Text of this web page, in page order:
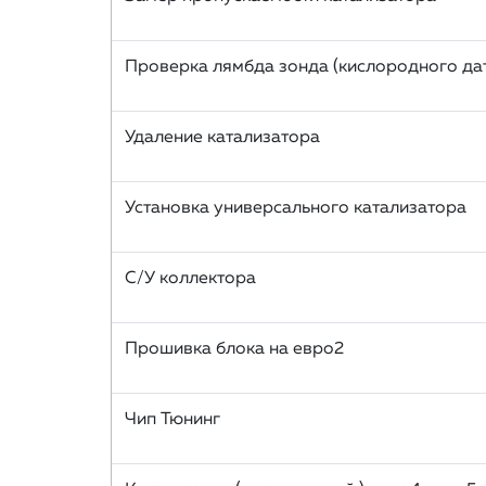
Проверка лямбда зонда (кислородного
Удаление катализатора
Установка универсального катализатора
С/У коллектора
Прошивка блока на евро2
Чип Тюнинг